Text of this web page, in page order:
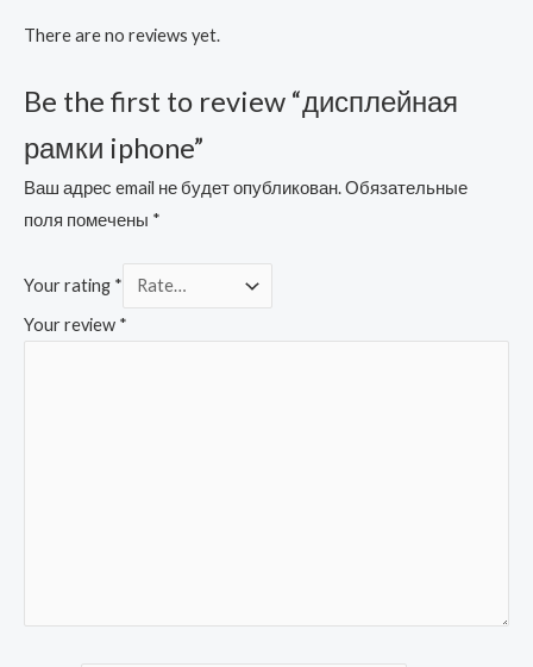
There are no reviews yet.
Be the first to review “дисплейная
рамки iphone”
Ваш адрес email не будет опубликован.Обязательные
поля помечены *
Your rating *
Your review *